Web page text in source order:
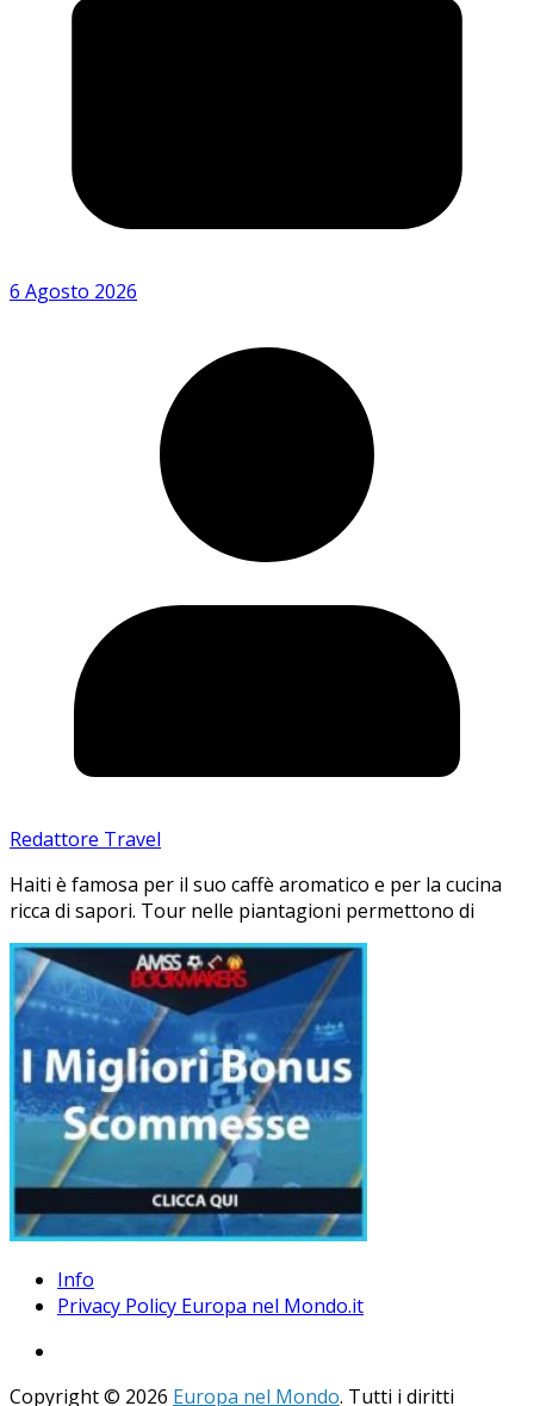
6 Agosto 2026
Redattore Travel
Haiti è famosa per il suo caffè aromatico e per la cucina
ricca di sapori. Tour nelle piantagioni permettono di
Info
Privacy Policy Europa nel Mondo.it
Copyright © 2026 Europa nel Mondo. Tutti i diritti